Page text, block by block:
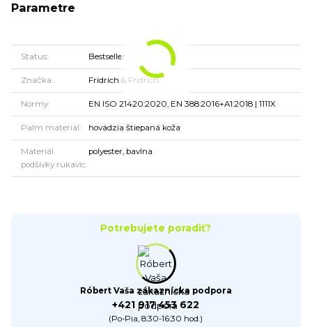
Parametre
Status Bestseller
Značka Fridrich & Fridrich
Normy EN ISO 21420:2020, EN 388:2016+A1:2018 | 1111X
Palm material hovädzia štiepaná koža
Materiál
podšívky rukavíc
polyester, bavlna
Potrebujete poradiť?
Róbert Vaša zákaznícka podpora
+421 917 453 622
(Po-Pia, 8:30-16:30 hod.)